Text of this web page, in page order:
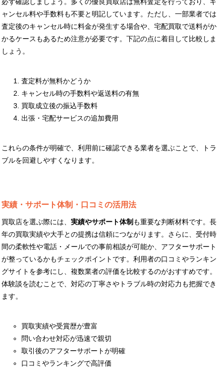
ャンセル料や手数料も不要と明記しています。ただし、一部業者では
査定後のキャンセル時に料金が発生する場合や、宅配買取で送料がか
かるケースもあるため注意が必要です。下記の点に着目して比較しま
しょう。
査定料が無料かどうか
キャンセル時の手数料や返送料の有無
買取成立後の振込手数料
出張・宅配サービスの追加費用
これらの条件が明確で、利用前に確認できる業者を選ぶことで、トラ
ブルを回避しやすくなります。
実績・サポート体制・口コミの活用法
買取店を選ぶ際には、 実績やサポート体制 も重要な判断材料です。長
年の買取実績や大手との提携は信頼につながります。さらに、受付時
間の柔軟性や電話・メールでの事前相談が可能か、アフターサポート
が整っているかもチェックポイントです。利用者の口コミやランキン
グサイトを参考にし、複数業者の評価を比較するのがおすすめです。
体験談を読むことで、対応の丁寧さやトラブル時の対応力も把握でき
ます。
買取実績や受賞歴が豊富
問い合わせ対応が迅速で親切
取引後のアフターサポートが明確
口コミやランキングで高評価